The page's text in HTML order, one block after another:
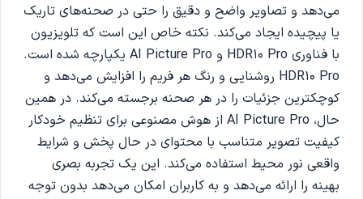
می‌دهد و تصاویر واضح و دقیق را حتی در صحنه‌های تاریک
یا پیچیده ایجاد می‌کند. نکته خاص این است که تلویزیون
با فناوری HDR10 Pro و AI Picture Pro یکپارچه شده است.
HDR10 Pro روشنایی و رنگ هر فریم را افزایش می‌دهد و
کوچکترین جزئیات را در هر صحنه برجسته می‌کند. در همین
حال، AI Picture Pro از هوش مصنوعی برای تنظیم خودکار
کیفیت تصویر متناسب با محتوای در حال پخش و شرایط
واقعی نور محیط استفاده می‌کند. این یک تجربه بصری
بهینه را ارائه می‌دهد و به کاربران امکان می‌دهد بدون توجه